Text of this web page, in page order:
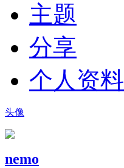
主题
分享
个人资料
头像
nemo